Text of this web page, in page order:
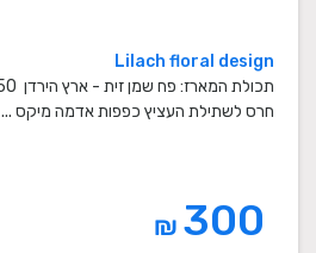
Lilach floral design
חרס לשתילת העציץ כפפות אדמה מיקס ...
₪